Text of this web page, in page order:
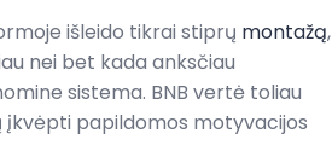
išleido tikrai stiprų montažą,
nei bet kada anksčiau
sistema. BNB vertė toliau
papildomos motyvacijos